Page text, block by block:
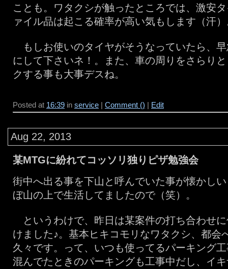
ことも。ワタクシが触ったところでは、激安
ァイル品は起こる確率が高い気もします（汗
もしお使いのタイヤがそうなっていたら、
にして下さいネ！。また、車の周りをさらり
クする事も大事デスね。
Posted at 16:39 in service | Comment () | Edit
Aug 22, 2013
某MTGに紛れてコッソリ独りピザ勉強会
街中へ出る事を下山と呼んでいた事が懐かし
ぼ山の上で生活してましたので（笑）。
というわけで、昨日は某案件の打ち合わせ
けました♪。基本ヒキコモリなワタクシ、都会
久々です。って、いつも使ってるパーキング
混んでたときのパーキングも工事中だし、イ